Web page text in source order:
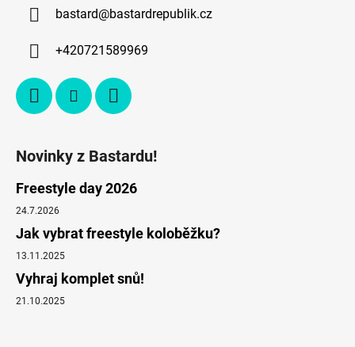
bastard@bastardrepublik.cz
+420721589969
Novinky z Bastardu!
Freestyle day 2026
24.7.2026
Jak vybrat freestyle koloběžku?
13.11.2025
Vyhraj komplet snů!
21.10.2025